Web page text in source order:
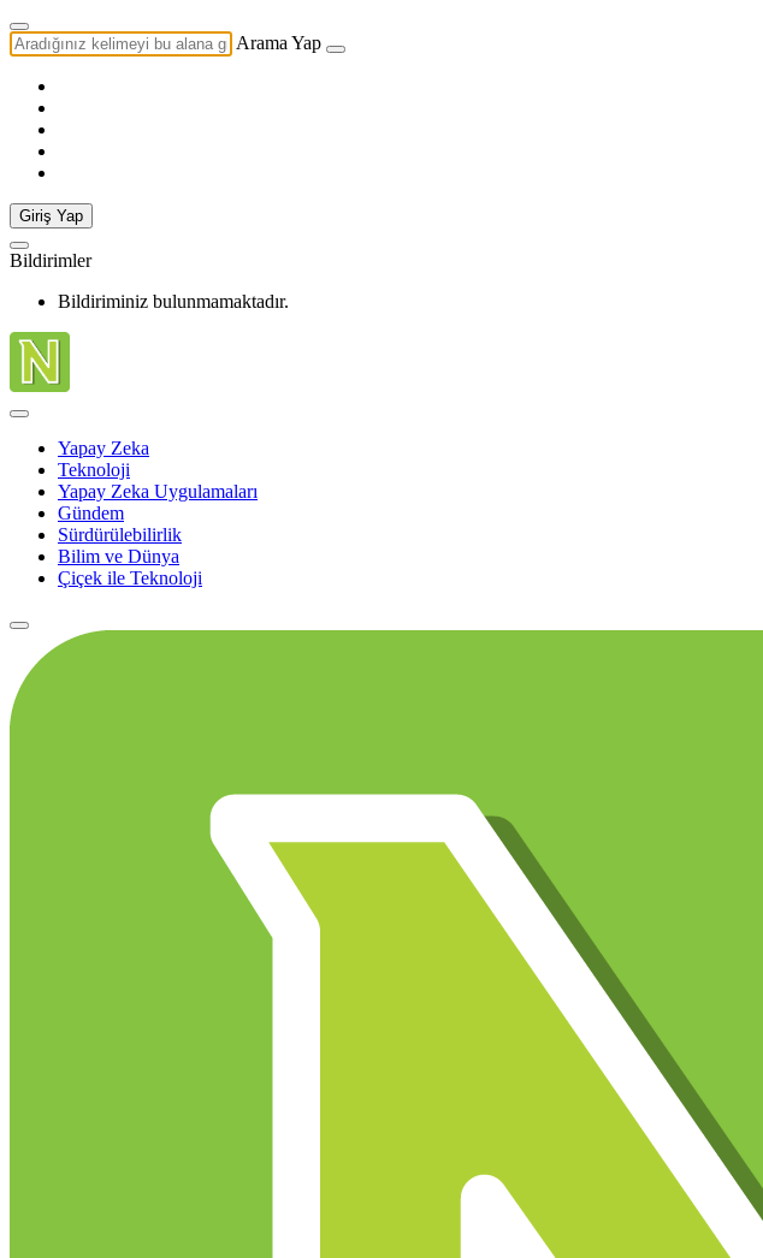
Arama Yap
Giriş Yap
Bildirimler
Bildiriminiz bulunmamaktadır.
Yapay Zeka
Teknoloji
Yapay Zeka Uygulamaları
Gündem
Sürdürülebilirlik
Bilim ve Dünya
Çiçek ile Teknoloji